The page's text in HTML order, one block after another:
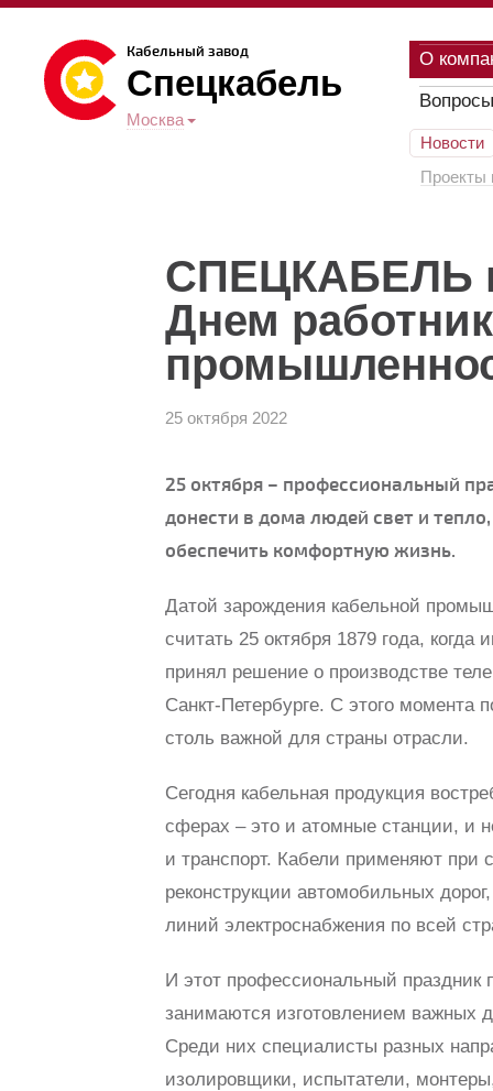
Кабельный завод
Спецкабель
Москва
О
Новости
Проекты
СПЕЦКАБЕЛЬ
Днем
25 октября 2022
25 октября – профессиональный
донести в дома людей свет и
обеспечить комфортную жизнь.
Датой зарождения кабельной
считать 25 октября 1879 года,
принял решение о производстве
Санкт-Петербурге. С этого момента
столь важной для страны отрасли.
Сегодня кабельная продукция
сферах – это и атомные станции, и
и транспорт. Кабели применяют при
реконструкции автомобильных
линий электроснабжения по всей
И этот профессиональный
занимаются изготовлением важных
Среди них специалисты разных
изолировщики, испытатели,